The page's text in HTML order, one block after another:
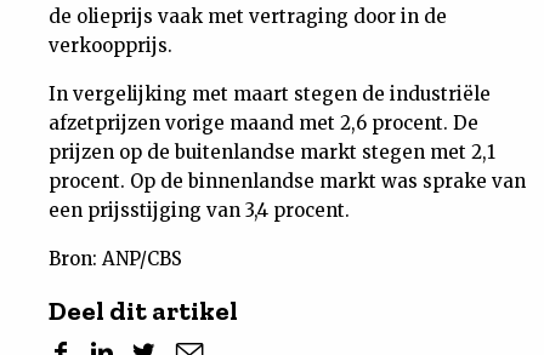
de olieprijs vaak met vertraging door in de
verkoopprijs.
In vergelijking met maart stegen de industriële
afzetprijzen vorige maand met 2,6 procent. De
prijzen op de buitenlandse markt stegen met 2,1
procent. Op de binnenlandse markt was sprake van
een prijsstijging van 3,4 procent.
Bron: ANP/CBS
Deel dit artikel